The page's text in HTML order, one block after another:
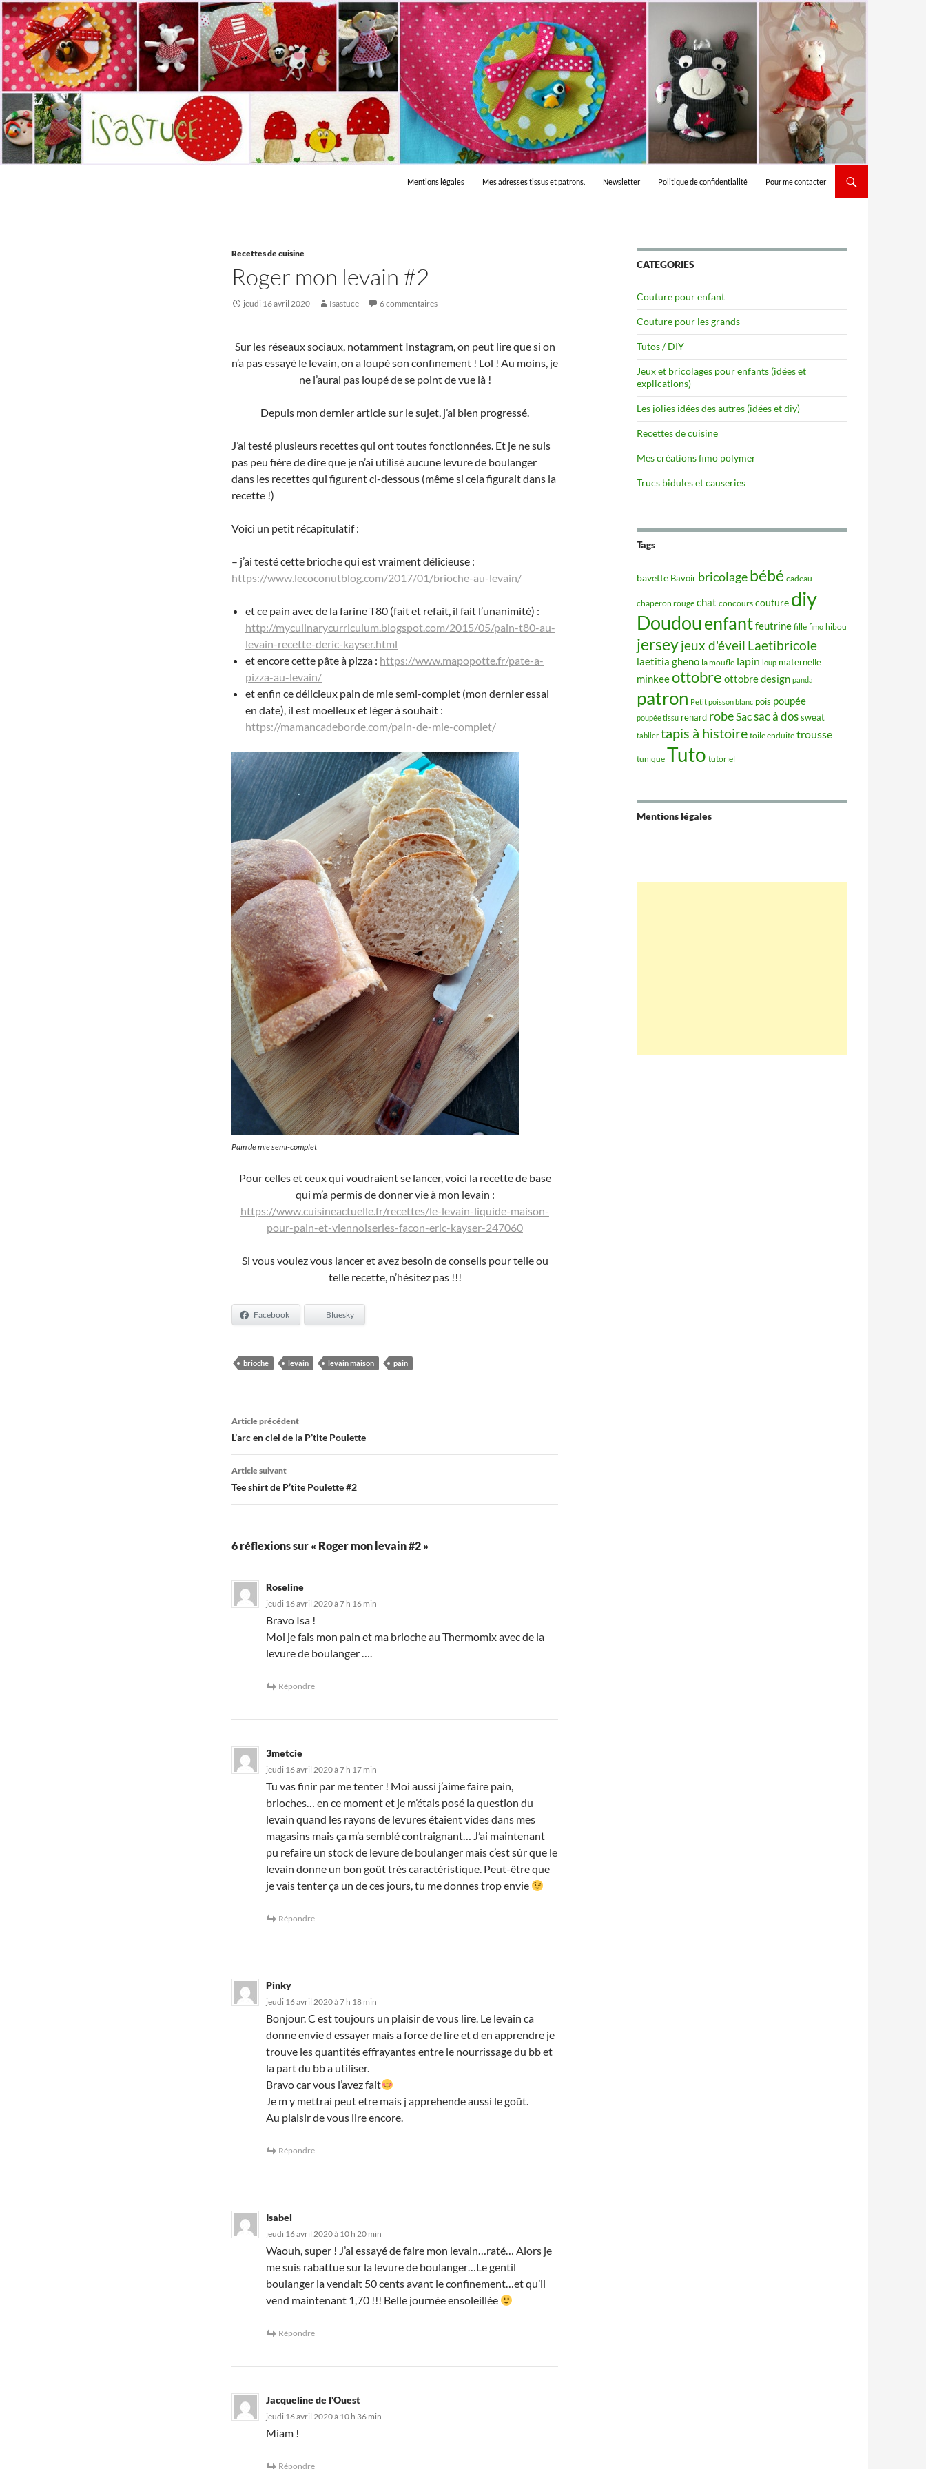
Aller
au
contenu
Mentions légales Mes adresses tissus et patrons. Newsletter Politique de confidentialité Pour me contacter
Recettes de cuisine
Roger mon levain #2
jeudi 16 avril 2020 Isastuce 6 commentaires
Sur les réseaux sociaux, notamment Instagram, on peut lire que si on
n’a pas essayé le levain, on a loupé son confinement ! Lol ! Au moins, je
ne l’aurai pas loupé de se point de vue là !
Depuis mon dernier article sur le sujet, j’ai bien progressé.
J’ai testé plusieurs recettes qui ont toutes fonctionnées. Et je ne suis
pas peu fière de dire que je n’ai utilisé aucune levure de boulanger
dans les recettes qui figurent ci-dessous (même si cela figurait dans la
recette !)
Voici un petit récapitulatif :
– j’ai testé cette brioche qui est vraiment délicieuse :
https://www.lecoconutblog.com/2017/01/brioche-au-levain/
et ce pain avec de la farine T80 (fait et refait, il fait l’unanimité) :
http://myculinarycurriculum.blogspot.com/2015/05/pain-t80-au-
levain-recette-deric-kayser.html
et encore cette pâte à pizza : https://www.mapopotte.fr/pate-a-
pizza-au-levain/
et enfin ce délicieux pain de mie semi-complet (mon dernier essai
en date), il est moelleux et léger à souhait :
https://mamancadeborde.com/pain-de-mie-complet/
Pain de mie semi-complet
Pour celles et ceux qui voudraient se lancer, voici la recette de base
qui m’a permis de donner vie à mon levain :
https://www.cuisineactuelle.fr/recettes/le-levain-liquide-maison-
pour-pain-et-viennoiseries-facon-eric-kayser-247060
Si vous voulez vous lancer et avez besoin de conseils pour telle ou
telle recette, n’hésitez pas !!!
Facebook Bluesky
brioche levain levain maison pain
Navigation
des
articles
Article précédent
L’arc en ciel de la P’tite Poulette
Article suivant
Tee shirt de P’tite Poulette #2
6 réflexions sur « Roger mon levain #2 »
Roseline
jeudi 16 avril 2020 à 7 h 16 min
Bravo Isa !
Moi je fais mon pain et ma brioche au Thermomix avec de la
levure de boulanger ….
Répondre
3metcie
jeudi 16 avril 2020 à 7 h 17 min
Tu vas finir par me tenter ! Moi aussi j’aime faire pain,
brioches… en ce moment et je m’étais posé la question du
levain quand les rayons de levures étaient vides dans mes
magasins mais ça m’a semblé contraignant… J’ai maintenant
pu refaire un stock de levure de boulanger mais c’est sûr que le
levain donne un bon goût très caractéristique. Peut-être que
je vais tenter ça un de ces jours, tu me donnes trop envie
Répondre
Pinky
jeudi 16 avril 2020 à 7 h 18 min
Bonjour. C est toujours un plaisir de vous lire. Le levain ca
donne envie d essayer mais a force de lire et d en apprendre je
trouve les quantités effrayantes entre le nourrissage du bb et
la part du bb a utiliser.
Bravo car vous l’avez fait
Je m y mettrai peut etre mais j apprehende aussi le goût.
Au plaisir de vous lire encore.
Répondre
Isabel
jeudi 16 avril 2020 à 10 h 20 min
Waouh, super ! J’ai essayé de faire mon levain…raté… Alors je
me suis rabattue sur la levure de boulanger…Le gentil
boulanger la vendait 50 cents avant le confinement…et qu’il
vend maintenant 1,70 !!! Belle journée ensoleillée
Répondre
Jacqueline de l'Ouest
jeudi 16 avril 2020 à 10 h 36 min
Miam !
Répondre
CATEGORIES
Couture pour enfant
Couture pour les grands
Tutos / DIY
Jeux et bricolages pour enfants (idées et
explications)
Les jolies idées des autres (idées et diy)
Recettes de cuisine
Mes créations fimo polymer
Trucs bidules et causeries
Tags
bavette Bavoir bricolagebébé cadeau
chaperon rouge chat concours couture diy
Doudou enfantfeutrine fille fimo hibou
jerseyjeux d'éveil Laetibricole
laetitia gheno la moufle lapin loup maternelle
minkeeottobre ottobre design panda
patron Petit poisson blanc pois poupée
poupée tissu renard robeSacsac à dossweat
tablier tapis à histoire toile enduite trousse
tunique Tuto tutoriel
Mentions légales